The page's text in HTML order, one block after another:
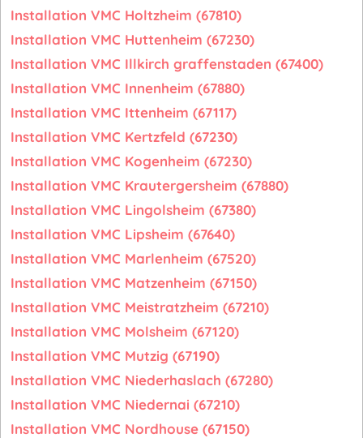
Installation VMC Holtzheim (67810)
Installation VMC Huttenheim (67230)
Installation VMC Illkirch graffenstaden (67400)
Installation VMC Innenheim (67880)
Installation VMC Ittenheim (67117)
Installation VMC Kertzfeld (67230)
Installation VMC Kogenheim (67230)
Installation VMC Krautergersheim (67880)
Installation VMC Lingolsheim (67380)
Installation VMC Lipsheim (67640)
Installation VMC Marlenheim (67520)
Installation VMC Matzenheim (67150)
Installation VMC Meistratzheim (67210)
Installation VMC Molsheim (67120)
Installation VMC Mutzig (67190)
Installation VMC Niederhaslach (67280)
Installation VMC Niedernai (67210)
Installation VMC Nordhouse (67150)